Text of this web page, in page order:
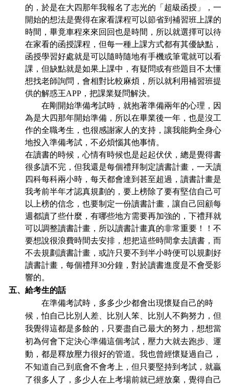
的，於是在大四那年我報名了志光的「超級函授」，一
開始的想法是覺得在家看課程可以節省到補習班上課的
時間，畢竟車程來來回回也是時間，所以就選擇可以待
在家看的函授課程，但每一種上課方式都有其優缺點，
函授學習好處就是可以隨時隨地有手機或筆電就可以看
課，但缺點就是如果上課中，有疑問或有些題目不太懂
想找老師詢問，會相對比較麻煩，所以就利用補習班提
供的解惑王APP，把課業疑問解決。
在剛開始準備考試時，就抱著準備兩年的心理，因
為是大四那年開始準備，所以在畢業後一年，也是沒工
作的全職考生，也很感謝家人的支持，讓我能夠全身心
地投入準備考試，不必煩惱其他事情。
在讀書的時候，心情有時候也是起起伏伏，總是覺得書
很多讀不完，但我還是每個禮拜制定讀書計畫，一天讀
四科每科兩小時，每天都會達到甚至超過，讀書計畫是
我考前半年才認真規劃的，要上榜除了要有堅信自己可
以上榜的信念，也要制定一份讀書計畫，讓自己回顧每
週都讀了些什麼，有哪些地方需要再加強的，下禮拜就
可以調整讀書計畫，所以讀書計畫真的非常重要！！不
要想說很浪費時間去安排，想把這些時間拿去讀書，而
不去規劃讀書計畫，或許只要不到半小時便可以規劃好
讀書計畫，每個禮拜30分鐘，對於讀書進度是不會受影
響的。
五、給考生的話
在準備考試時，多多少少都會出現懷疑自己的時
候，怕自己比別人差、比別人笨、比別人不夠努力，但
我覺得這都是多餘的，只要盡自己最大的努力，想想當
初為何會下定決心準備這個考試，壓力大就去跑步、運
動，都是釋放壓力很好的管道。我也曾經懷疑過自己，
不知道自己到底會不會考上，但只要堅持到考試，就贏
了很多人了，多少人在上考場前就已經放棄，覺得自己